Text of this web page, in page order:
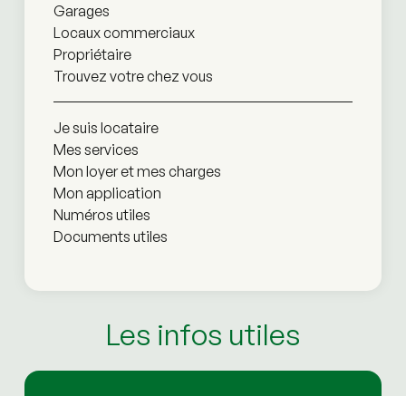
Garages
Locaux commerciaux
Propriétaire
Trouvez votre chez vous
Je suis locataire
Mes services
Mon loyer et mes charges
Mon application
Numéros utiles
Documents utiles
Les infos utiles